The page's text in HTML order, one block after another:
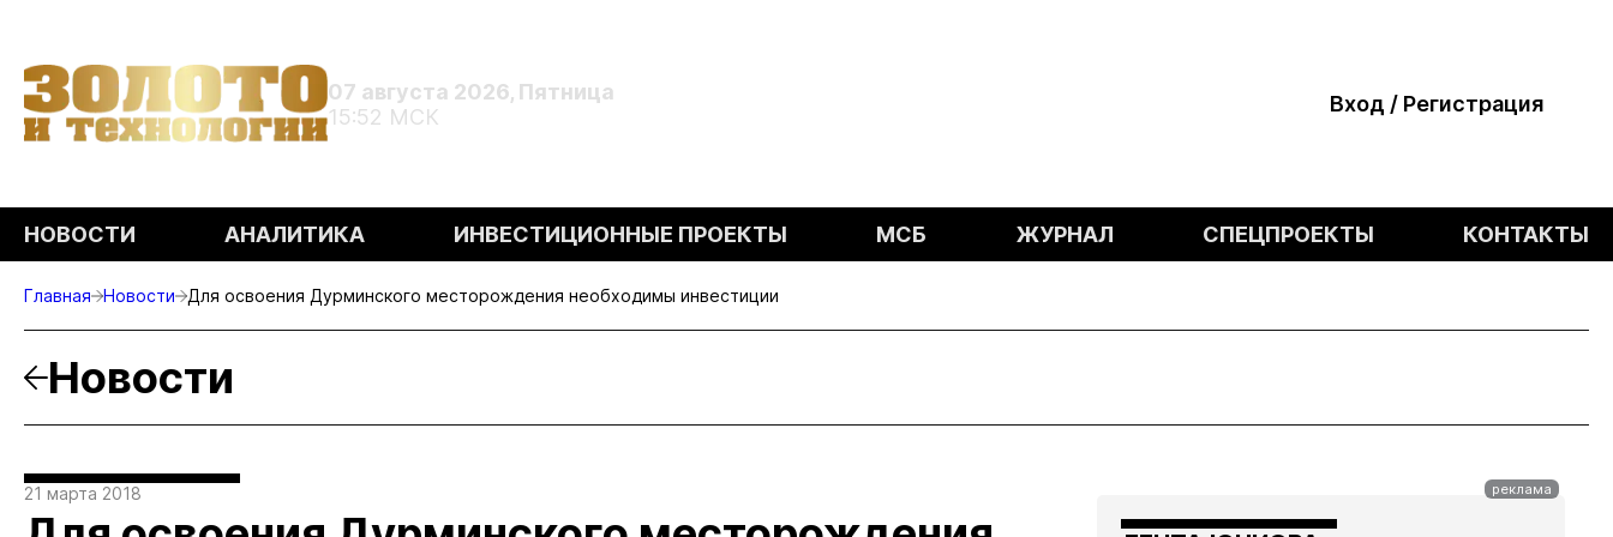
07 августа 2026, Пятница
15:52 МСК
Вход / Регистрация
НОВОСТИ АНАЛИТИКА ИНВЕСТИЦИОННЫЕ ПРОЕКТЫ МСБ ЖУРНАЛ СПЕЦПРОЕКТЫ КОНТАКТЫ
Главная Новости Для освоения Дурминского месторождения необходимы инвестиции
Новости
21 марта 2018